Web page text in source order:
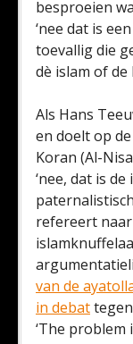
besproeien
‘nee dat is
toevallig die
dè islam of de
Als Hans
en doelt op
Koran (Al-
‘nee, dat is
refereert naar
van de
in debat
‘The problem